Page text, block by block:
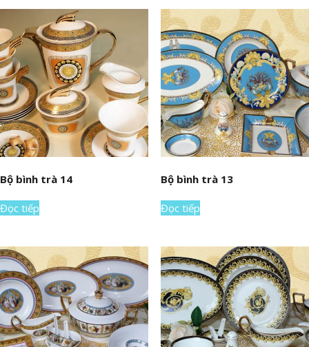
Bộ bình trà 14
Đọc tiếp
Bộ bình trà 13
Đọc tiếp